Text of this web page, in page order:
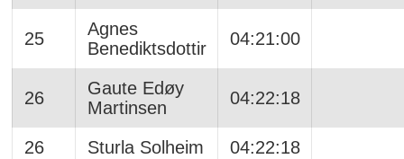
25
Agnes
Benediktsdottir
04:21:00
26
Gaute Edøy
Martinsen
04:22:18
26 Sturla Solheim 04:22:18